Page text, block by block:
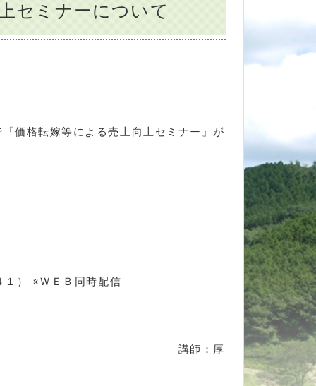
セミナーについて
価格転嫁等による売上向上セミナー』が
） ※ＷＥＢ同時配信
：厚